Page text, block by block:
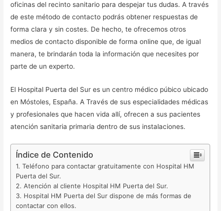
oficinas del recinto sanitario para despejar tus dudas. A través
de este método de contacto podrás obtener respuestas de
forma clara y sin costes. De hecho, te ofrecemos otros
medios de contacto disponible de forma online que, de igual
manera, te brindarán toda la información que necesites por
parte de un experto.
El Hospital Puerta del Sur es un centro médico púbico ubicado
en Móstoles, España. A Través de sus especialidades médicas
y profesionales que hacen vida allí, ofrecen a sus pacientes
atención sanitaria primaria dentro de sus instalaciones.
Índice de Contenido
Teléfono para contactar gratuitamente con Hospital HM
Puerta del Sur.
Atención al cliente Hospital HM Puerta del Sur.
Hospital HM Puerta del Sur dispone de más formas de
contactar con ellos.